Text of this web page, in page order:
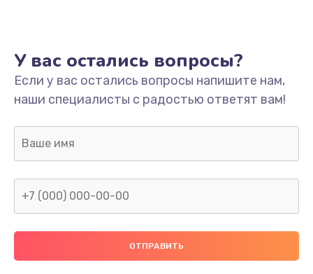
Замена/Pемонт карбюратора
1300 руб.
Заказать
Ремонт капиллярной трубки
400 руб.
У вас остались вопросы?
Если у вас остались вопросы напишите нам,
наши специалисты с радостью ответят вам!